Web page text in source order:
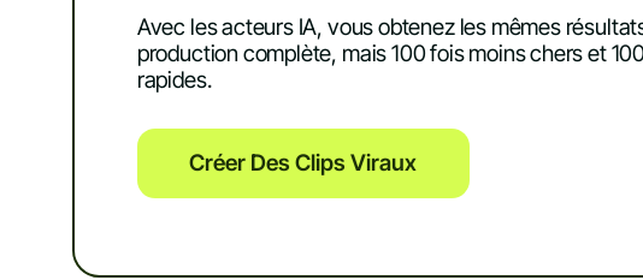
Avec les acteurs IA, vous obtenez les mêmes
production complète, mais 100 fois moins chers et
rapides.
Créer Des Clips Viraux